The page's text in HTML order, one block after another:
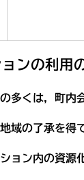
ンの利用
多くは，町内
域の了承を得
ョン内の資源